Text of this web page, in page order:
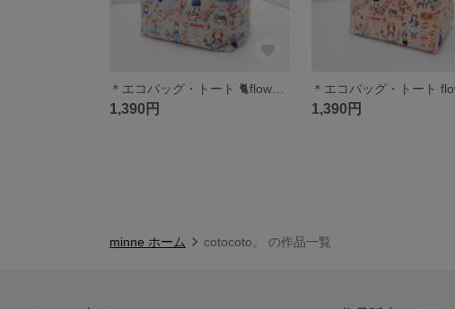
1,390円 1,390円
minne ホーム cotocoto。 の作品一覧